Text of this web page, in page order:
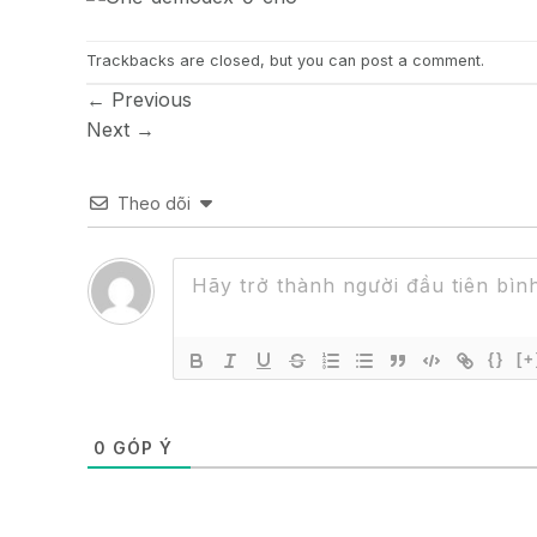
Trackbacks are closed, but you can post a comment.
← Previous
Next →
Theo dõi
{}
0 GÓP Ý